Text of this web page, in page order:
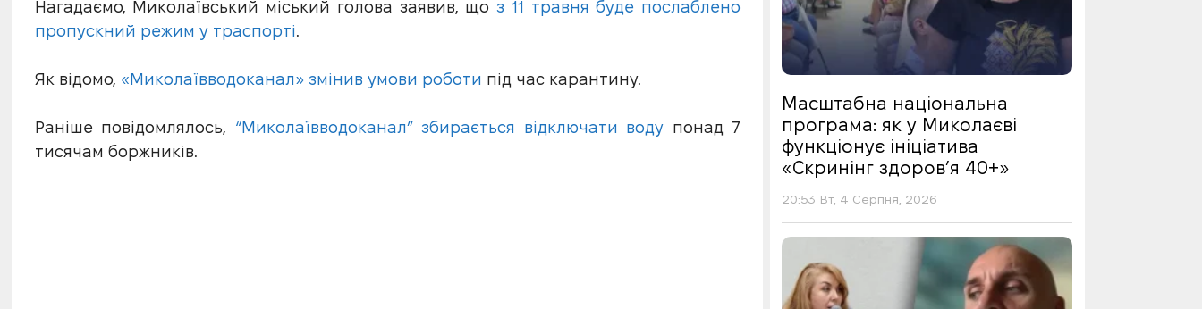
Нагадаємо, Миколаївський міський голова заявив, що з 11 травня буде послаблено
пропускний режим у траспорті.
Як відомо, «Миколаївводоканал» змінив умови роботи під час карантину.
Раніше повідомлялось, “Миколаївводоканал” збирається відключати воду понад 7
тисячам боржників.
Масштабна національна
програма: як у Миколаєві
функціонує ініціатива
«Скринінг здоровʼя 40+»
20:53 Вт, 4 Серпня, 2026